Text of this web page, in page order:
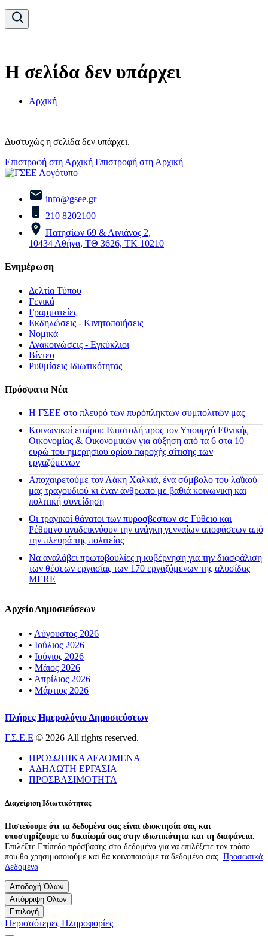
Η σελίδα δεν υπάρχει
Αρχική
Δυστυχώς η σελίδα δεν υπάρχει.
Επιστροφή στη Αρχική Επιστροφή στη Αρχική
info@gsee.gr
210 8202100
Πατησίων 69 & Αινιάνος 2,
10434 Αθήνα, ΤΘ 3626, ΤΚ 10210
Ενημέρωση
Δελτία Τύπου
Γενικά
Γραμματείες
Εκδηλώσεις - Κινητοποιήσεις
Νομικά
Ανακοινώσεις - Εγκύκλιοι
Βίντεο
Ρυθμίσεις Ιδιωτικότητας
Πρόσφατα Νέα
H ΓΣΕΕ στο πλευρό των πυρόπληκτων συμπολιτών μας
Κοινωνικοί εταίροι: Επιστολή προς τον Υπουργό Εθνικής
Οικονομίας & Οικονομικών για αύξηση από τα 6 στα 10
ευρώ του ημερήσιου ορίου παροχής σίτισης των
εργαζόμενων
Αποχαιρετούμε τον Λάκη Χαλκιά, ένα σύμβολο του λαϊκού
μας τραγουδιού κι έναν άνθρωπο με βαθιά κοινωνική και
πολιτική συνείδηση
Οι τραγικοί θάνατοι των πυροσβεστών σε Γύθειο και
Ρέθυμνο αναδεικνύουν την ανάγκη γενναίων αποφάσεων από
την πλευρά της πολιτείας
Να αναλάβει πρωτοβουλίες η κυβέρνηση για την διασφάλιση
των θέσεων εργασίας των 170 εργαζόμενων της αλυσίδας
MERE
Αρχείο Δημοσιεύσεων
• Αύγουστος 2026
• Ιούλιος 2026
• Ιούνιος 2026
• Μάιος 2026
• Απρίλιος 2026
• Μάρτιος 2026
Πλήρες Ημερολόγιο Δημοσιεύσεων
Γ.Σ.Ε.Ε © 2026 All rights reserved.
ΠΡΟΣΩΠΙΚΑ ΔΕΔΟΜΕΝΑ
ΑΔΗΛΩΤΗ ΕΡΓΑΣΙΑ
ΠΡΟΣΒΑΣΙΜΟΤΗΤΑ
Διαχείριση Ιδιωτικότητας
Πιστεύουμε ότι τα δεδομένα σας είναι ιδιοκτησία σας και
υποστηρίζουμε το δικαίωμά σας στην ιδιωτικότητα και τη διαφάνεια.
Επιλέξτε Επίπεδο πρόσβασης στα δεδομένα για να επιλέξετε τον τρόπο
που θα χρησιμοποιούμε και θα κοινοποιούμε τα δεδομένα σας. Προσωπικά
Δεδομένα
Αποδοχή Όλων
Απόρριψη Όλων
Επιλογή
Περισσότερες Πληροφορίες